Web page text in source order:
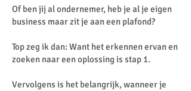
Of ben jij al ondernemer, heb je al je eigen
business maar zit je aan een plafond?
Top zeg ik dan: Want het erkennen ervan en
zoeken naar een oplossing is stap 1.
Vervolgens is het belangrijk, wanneer je